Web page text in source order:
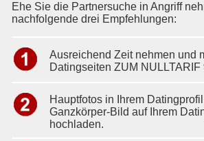
Ehe Sie die Partnersuche in Angriff
nachfolgende drei Empfehlungen:
Ausreichend Zeit nehmen und
Datingseiten ZUM NULLTARIF
Hauptfotos in Ihrem
Ganzkörper-Bild auf Ihrem
hochladen.